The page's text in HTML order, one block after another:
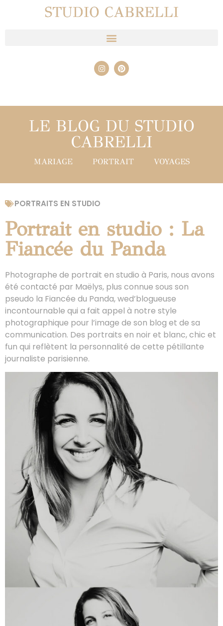
STUDIO CABRELLI
LE BLOG DU STUDIO
CABRELLI
MARIAGE PORTRAIT VOYAGES
PORTRAITS EN STUDIO
Portrait en studio : La
Fiancée du Panda
Photographe de portrait en studio à Paris, nous avons
été contacté par Maëlys, plus connue sous son
pseudo la Fiancée du Panda, wed’blogueuse
incontournable qui a fait appel à notre style
photographique pour l’image de son blog et de sa
communication. Des portraits en noir et blanc, chic et
fun qui reflètent la personnalité de cette pétillante
journaliste parisienne.